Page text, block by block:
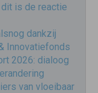
is de reactie
dankzij
Innovatiefonds
2026: dialoog
van vloeibaar